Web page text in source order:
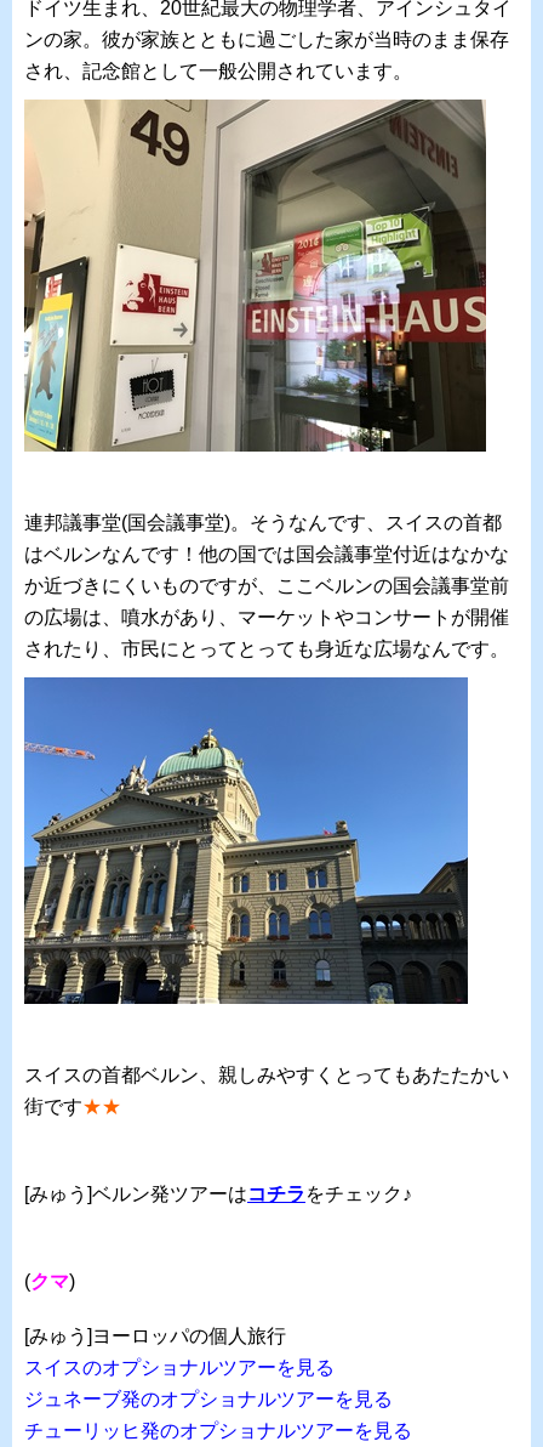
ドイツ生まれ、20世紀最大の物理学者、アインシュタイ
ンの家。彼が家族とともに過ごした家が当時のまま保存
され、記念館として一般公開されています。
連邦議事堂(国会議事堂)。そうなんです、スイスの首都
はベルンなんです！他の国では国会議事堂付近はなかな
か近づきにくいものですが、ここベルンの国会議事堂前
の広場は、噴水があり、マーケットやコンサートが開催
されたり、市民にとってとっても身近な広場なんです。
スイスの首都ベルン、親しみやすくとってもあたたかい
街です★★
[みゅう]ベルン発ツアーはコチラ をチェック♪
(クマ)
[みゅう]ヨーロッパの個人旅行
スイスのオプショナルツアーを見る
ジュネーブ発のオプショナルツアーを見る
チューリッヒ発のオプショナルツアーを見る